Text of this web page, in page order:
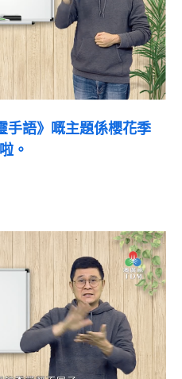
語》嘅主題係櫻花季
。